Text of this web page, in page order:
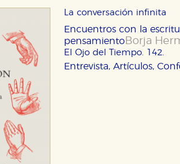
La conversación infinita
Encuentros con la
pensamientoBorja
El Ojo del Tiempo. 142.
Entrevista, Artículos,